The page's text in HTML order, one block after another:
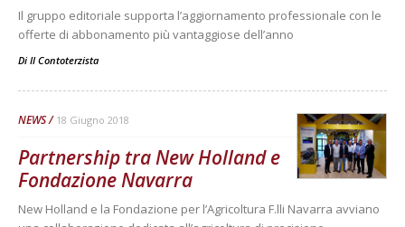
Il gruppo editoriale supporta l’aggiornamento professionale con le
offerte di abbonamento più vantaggiose dell’anno
Di Il Contoterzista
NEWS 18 Giugno 2018
Partnership tra New Holland e
Fondazione Navarra
New Holland e la Fondazione per l’Agricoltura F.lli Navarra avviano